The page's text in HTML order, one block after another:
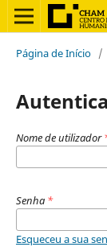
Página de Início /
Nome de utilizador
Senha *
Esqueceu a sua